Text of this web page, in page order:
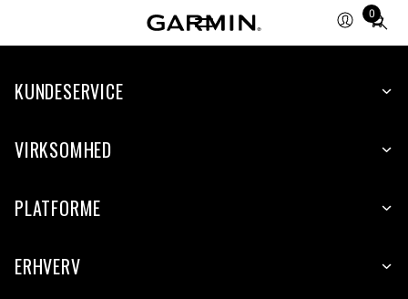
0
Total
items
cart:
KUNDESERVICE
VIRKSOMHED
PLATFORME
ERHVERV